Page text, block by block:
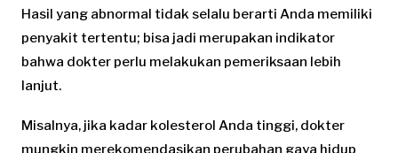
Hasil yang abnormal tidak selalu berarti Anda memiliki
penyakit tertentu; bisa jadi merupakan indikator
bahwa dokter perlu melakukan pemeriksaan lebih
lanjut.
Misalnya, jika kadar kolesterol Anda tinggi, dokter
mungkin merekomendasikan perubahan gaya hidup